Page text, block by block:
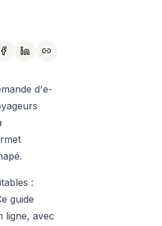
d'e-
:
guide
ligne, avec